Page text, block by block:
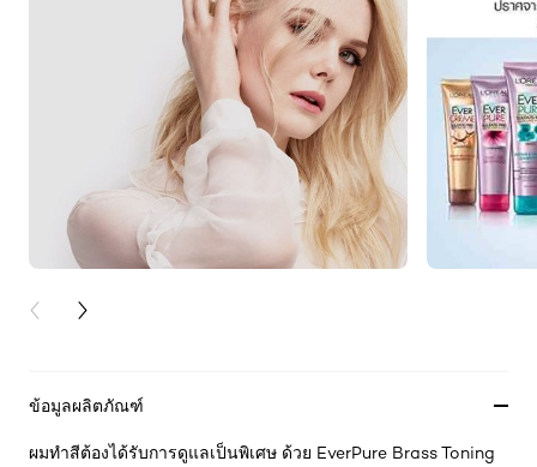
PREVIOUS CARD
NEXT CARD
ข้อมูลผลิตภัณฑ์
ผมทำสีต้องได้รับการดูแลเป็นพิเศษ ด้วย EverPure Brass Toning